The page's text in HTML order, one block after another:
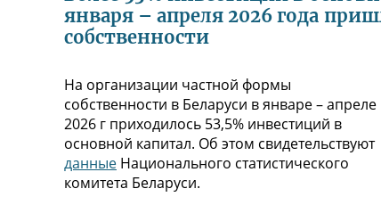
января – апреля 2026 года
собственности
На организации частной формы
собственности в Беларуси в январе – апреле
2026 г приходилось 53,5% инвестиций в
основной капитал. Об этом свидетельствуют
данные Национального статистического
комитета Беларуси.